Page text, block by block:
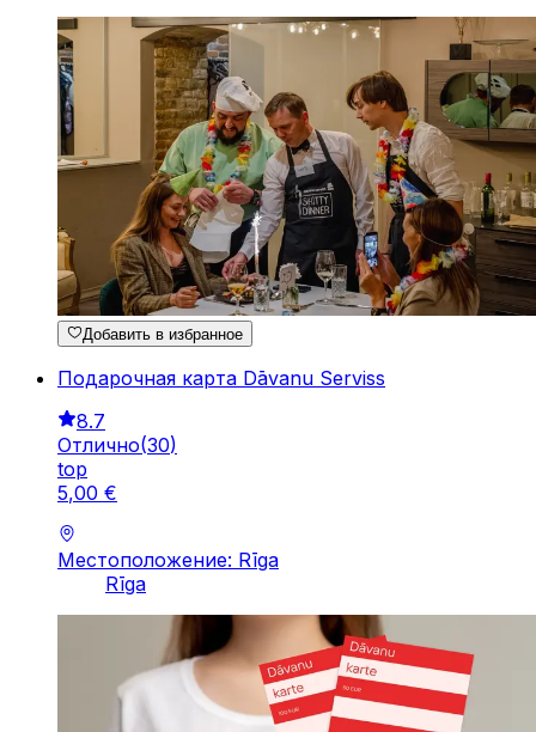
Добавить в избранное
Подарочная карта Dāvanu Serviss
8.7
Отлично(30)
top
5,00 €
Местоположение: Rīga
Rīga